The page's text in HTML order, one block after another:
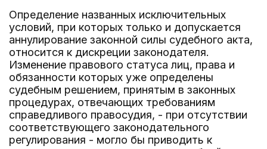
Определение названных исключительных
условий, при которых только и допускается
аннулирование законной силы судебного акта,
относится к дискреции законодателя.
Изменение правового статуса лиц, права и
обязанности которых уже определены
судебным решением, принятым в законных
процедурах, отвечающих требованиям
справедливого правосудия, - при отсутствии
соответствующего законодательного
регулирования - могло бы приводить к